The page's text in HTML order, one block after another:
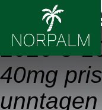
Ikke
2026-8-
40mg